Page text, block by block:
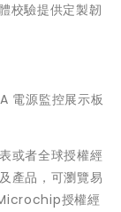
校驗提供定製韌
電源監控展示板
或者全球授權經
產品，可瀏覽易
授權經